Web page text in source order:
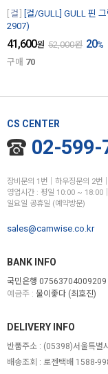
걸
[걸/GULL] GULL 핀
2907)
41,600원 52,000원 20%
구매 70
CS CENTER
02-599-
장비문의 1번│하우징문의 2번
영업시간 : 평일 10:00 ~
일요일 공휴일 (예약방문)
sales@camwise.co.kr
BANK INFO
국민은행 07563704009209
예금주 : 물이좋다 (최호진)
DELIVERY INFO
반품주소 : (05398)서울특별
배송조회 : 로젠택배 1588-